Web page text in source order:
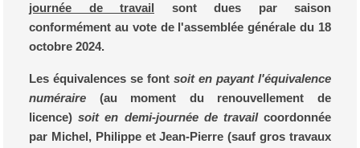
journée de travail sont dues par saison
conformément au vote de l'assemblée générale du 18
octobre 2024.
Les équivalences se font soit en payant l'équivalence
numéraire (au moment du renouvellement de
licence) soit en demi-journée de travailcoordonnée
par Michel, Philippe et Jean-Pierre (sauf gros travaux